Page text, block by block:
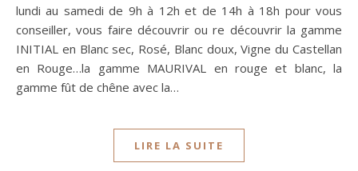
lundi au samedi de 9h à 12h et de 14h à 18h pour vous
conseiller, vous faire découvrir ou re découvrir la gamme
INITIAL en Blanc sec, Rosé, Blanc doux, Vigne du Castellan
en Rouge…la gamme MAURIVAL en rouge et blanc, la
gamme fût de chêne avec la…
LIRE LA SUITE